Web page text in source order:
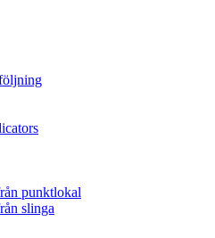
punktlokal
slinga